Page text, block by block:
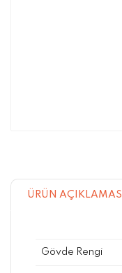
ÜRÜN AÇIKLAMASI
Gövde Rengi